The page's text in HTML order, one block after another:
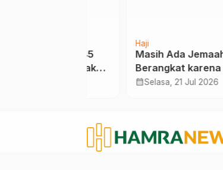
Masih Ada Jemaah Batal
Berangkat karena Tak
Mampu Lunasi BPIH,
Tahun
Selasa, 21 Jul 2026